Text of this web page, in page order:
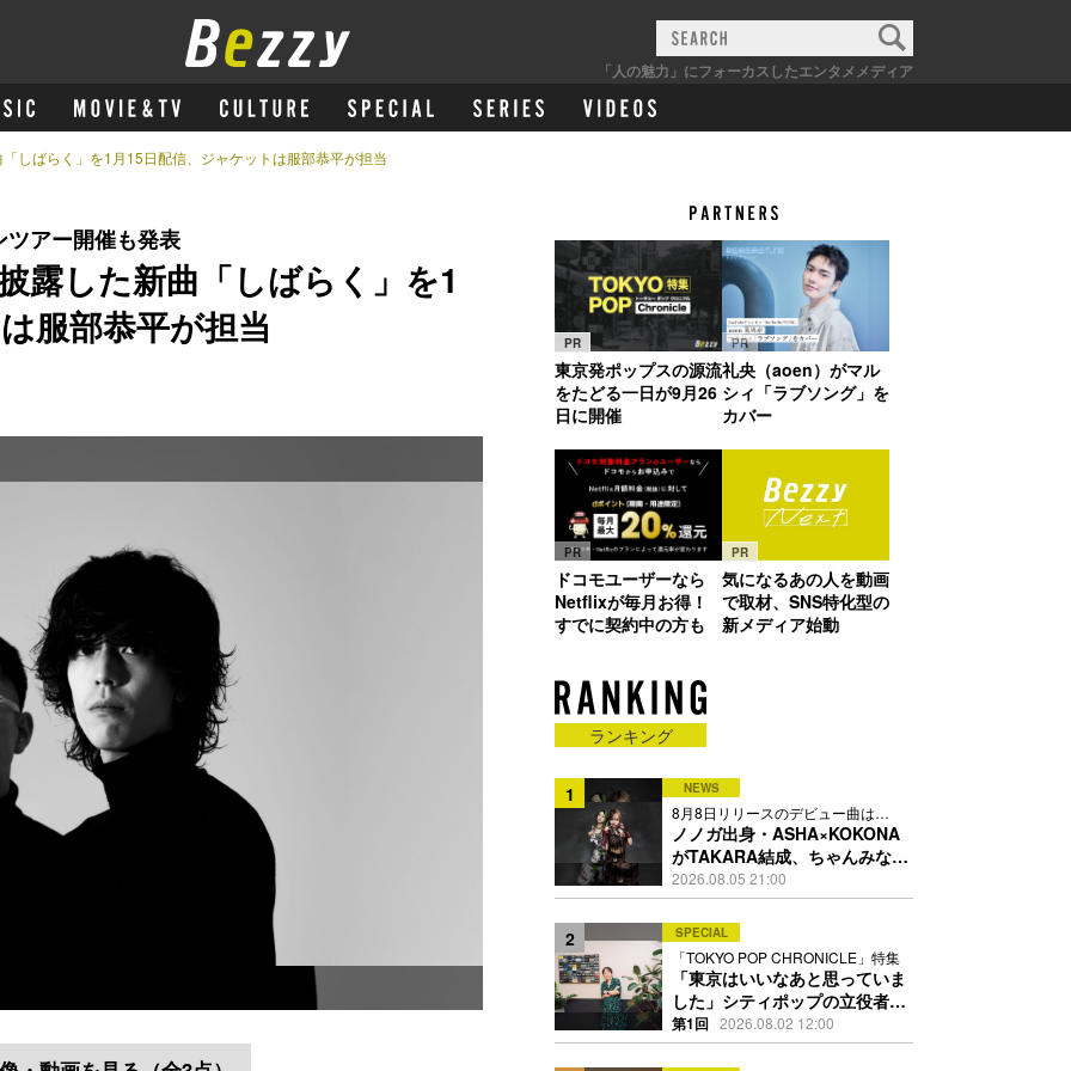
「人の魅力」にフォーカスしたエンタメメディア
しばらく」を1月15日配信、ジャケットは服部恭平が担当
アー開催も発表
露した新曲「しばらく」を1
服部恭平が担当
PR
東京発ポップスの源流
をたどる一日が9月26
日に開催
PR
礼央（aoen）がマル
シィ「ラブソング」を
カバー
PR
ドコモユーザーなら
Netflixが毎月お得！
すでに契約中の方も
PR
気になるあの人を動画
で取材、SNS特化型の
新メディア始動
ランキング
1 NEWS
8月8日リリースのデビュー曲は
「Time is money」
ノノガ出身・ASHA×KOKONA
がTAKARA結成、ちゃんみな主
宰レーベル第2弾アーティスト
に
2026.08.05 21:00
2 SPECIAL
「TOKYO POP CHRONICLE」特集
「東京はいいなあと思っていま
した」シティポップの立役者・
伊藤銀次の名曲回想録
第1回 2026.08.02 12:00